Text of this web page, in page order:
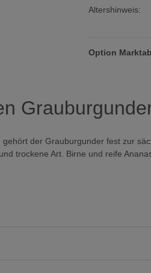
Altershinweis:
Option
der Grauburgunder fest zur
trockene Art. Birne und reife